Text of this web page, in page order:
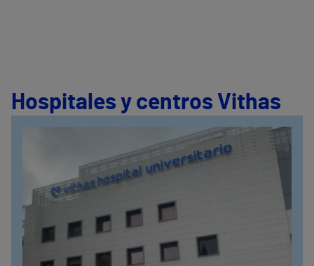
Hospitales y centros Vithas